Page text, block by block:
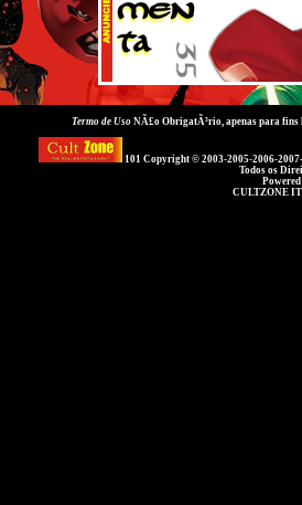
Termo de UsoNÃ£o ObrigatÃ³rio, apenas para
101 Copyright © 2003-2005-2006-
Todos os
CULTZONE